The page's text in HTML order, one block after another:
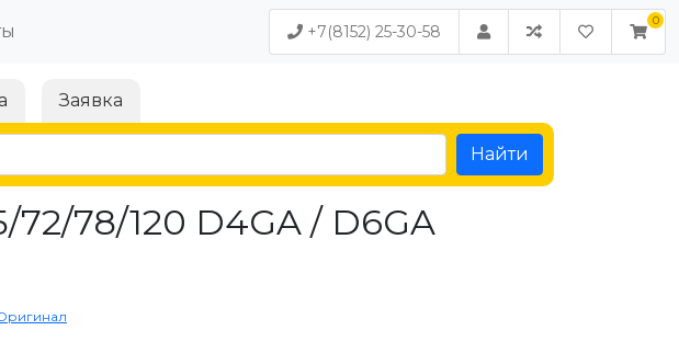
+7(8152) 25-30-58
Заявка
Найти
78/120 D4GA / D6GA